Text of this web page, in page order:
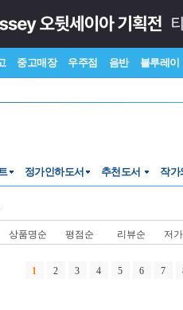
중고매장 우주점 음반 블루레이
정가인하도서 추천도서 작가
상품명순 평점순 리뷰순 저
1 2 3 4 5 6 7